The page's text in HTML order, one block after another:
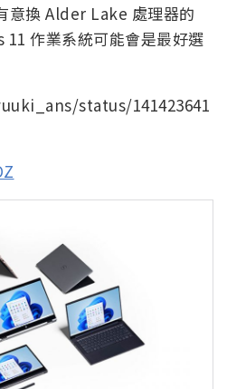
意換 Alder Lake 處理器的
作業系統可能會是最好選
status/141423641